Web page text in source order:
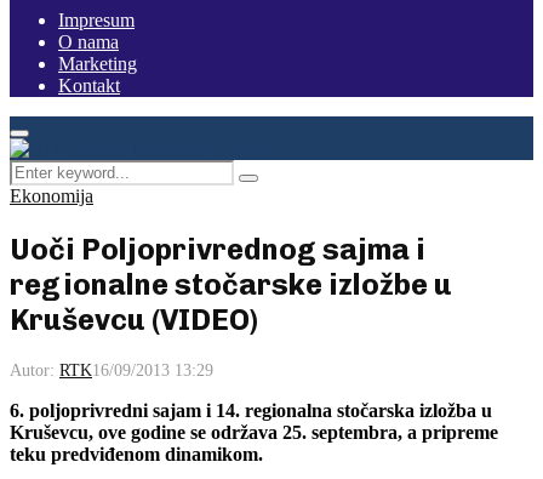
Impresum
O nama
Marketing
Kontakt
Facebook
Instagram
Youtube
Primary
Menu
Search
for:
Pretraga
Ekonomija
Uoči Poljoprivrednog sajma i
regionalne stočarske izložbe u
Kruševcu (VIDEO)
Autor: RTK16/09/2013 13:29
6. poljoprivredni sajam i 14. regionalna stočarska izložba u
Kruševcu, ove godine se održava 25. septembra, a pripreme
teku predviđenom dinamikom.